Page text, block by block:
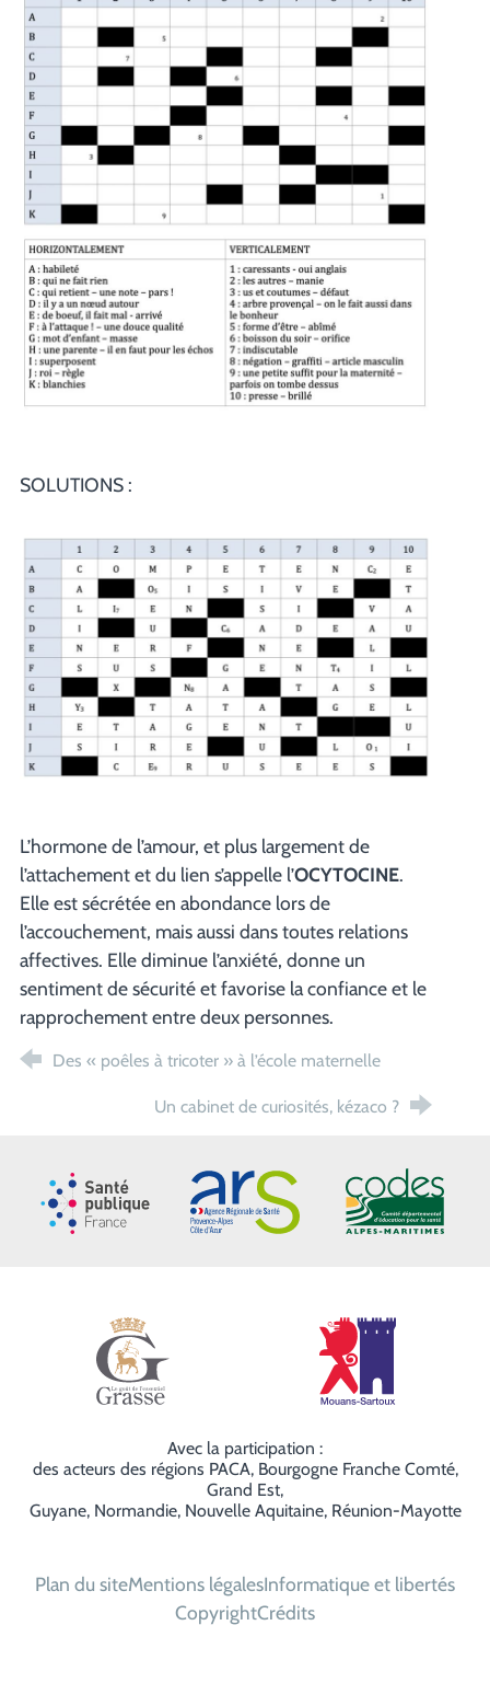
SOLUTIONS :
L’hormone de l’amour, et plus largement de
l’attachement et du lien s’appelle l’OCYTOCINE.
Elle est sécrétée en abondance lors de
l’accouchement, mais aussi dans toutes relations
affectives. Elle diminue l’anxiété, donne un
sentiment de sécurité et favorise la confiance et le
rapprochement entre deux personnes.
Des « poêles à tricoter » à l’école maternelle
Un cabinet de curiosités, kézaco ?
Santé publique FranceARS Paca CoDES 06
Ville de Grasse Ville de
Avec la participation :
des acteurs des régions PACA, Bourgogne Franche Comté,
Grand Est,
Guyane, Normandie, Nouvelle Aquitaine, Réunion-Mayotte
Plan du siteMentions légalesInformatique et libertés
CopyrightCrédits